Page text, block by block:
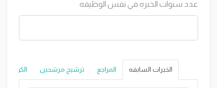
عدد سنوات الخبره في نفس الوظيفه
الخبرات السابقه المراجع ترشيح مرشحين الكورسات